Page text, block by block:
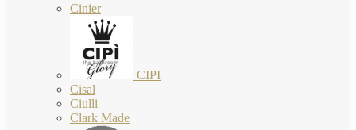
Cinier
CIPI
Cisal
Ciulli
Clark Made